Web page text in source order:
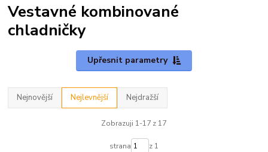
Vestavné kombinované
chladničky
Upřesnit parametry
Nejnovější Nejlevnější Nejdražší
Zobrazuji 1-17 z 17
strana z 1